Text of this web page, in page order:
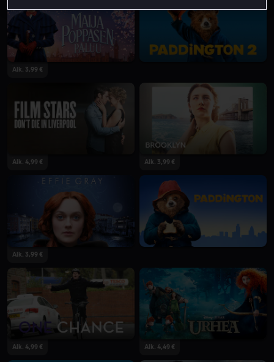
Alk. 3,99 €
Alk. 4,99 € Alk. 3,99 €
Alk. 3,99 €
Alk. 4,99 € Alk. 4,49 €